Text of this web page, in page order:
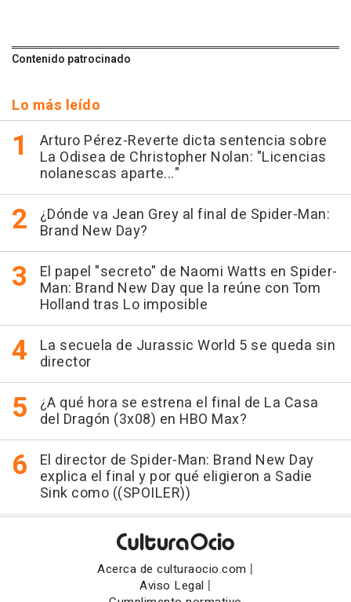
Contenido patrocinado
Lo más leído
Arturo Pérez-Reverte dicta sentencia sobre
La Odisea de Christopher Nolan: "Licencias
nolanescas aparte..."
¿Dónde va Jean Grey al final de Spider-Man:
Brand New Day?
El papel "secreto" de Naomi Watts en Spider-
Man: Brand New Day que la reúne con Tom
Holland tras Lo imposible
La secuela de Jurassic World 5 se queda sin
director
¿A qué hora se estrena el final de La Casa
del Dragón (3x08) en HBO Max?
El director de Spider-Man: Brand New Day
explica el final y por qué eligieron a Sadie
Sink como ((SPOILER))
Acerca de culturaocio.com |
Aviso Legal |